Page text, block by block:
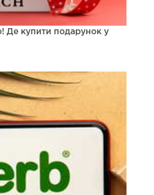
Де купити подарунок у